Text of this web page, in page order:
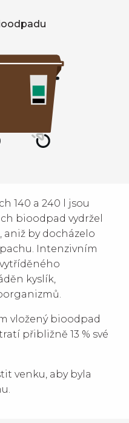
140 a 240 l jsou
bioodpad vydržel
aniž by docházelo
Intenzivním
kyslík,
vložený bioodpad
přibližně 13 % své
venku, aby byla